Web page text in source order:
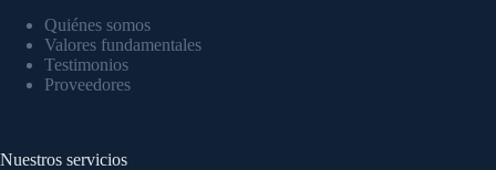
Quiénes somos
Valores fundamentales
Testimonios
Proveedores
Nuestros servicios